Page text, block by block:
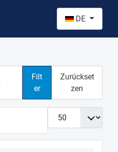
DE
Filt
er
Zurückset
zen
Anzeige #